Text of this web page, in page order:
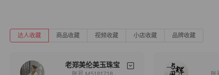
达人收藏 商品收藏 视频收藏 小店收藏 品牌收藏
老郑美伦美玉珠宝